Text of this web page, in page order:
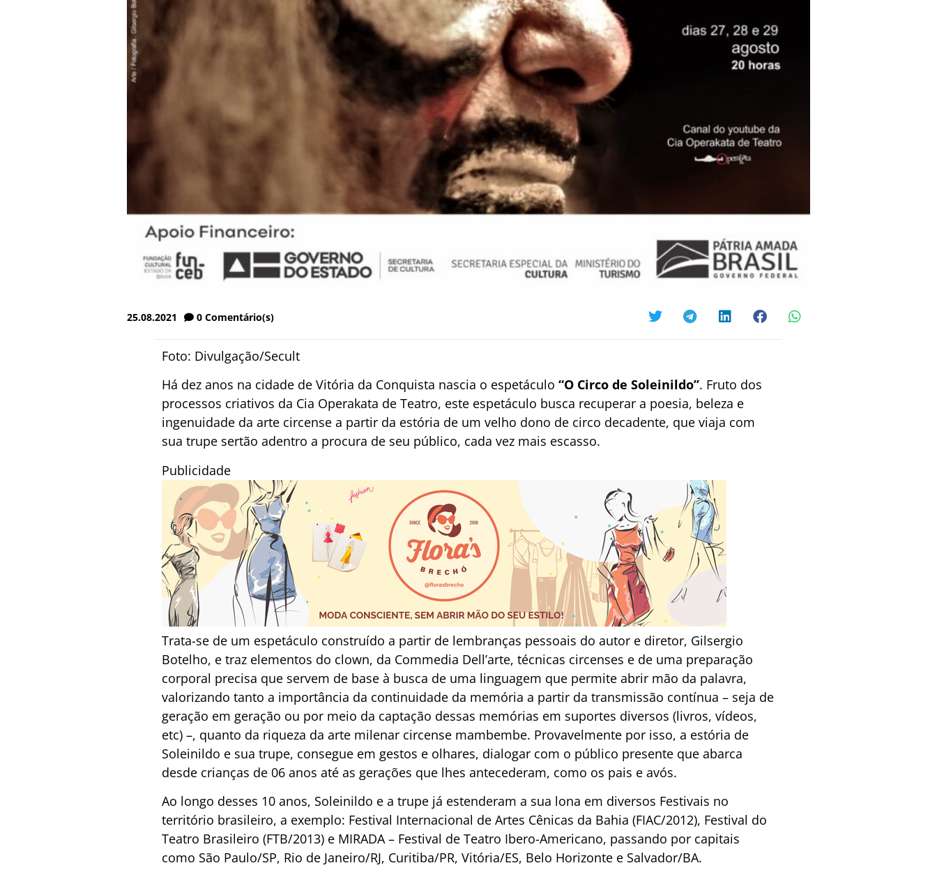
25.08.2021 0 Comentário(s)
Foto: Divulgação/Secult
Há dez anos na cidade de Vitória da Conquista nascia o espetáculo “O Circo de Soleinildo”. Fruto dos
processos criativos da Cia Operakata de Teatro, este espetáculo busca recuperar a poesia, beleza e
ingenuidade da arte circense a partir da estória de um velho dono de circo decadente, que viaja com
sua trupe sertão adentro a procura de seu público, cada vez mais escasso.
Publicidade
Trata-se de um espetáculo construído a partir de lembranças pessoais do autor e diretor, Gilsergio
Botelho, e traz elementos do clown, da Commedia Dell’arte, técnicas circenses e de uma preparação
corporal precisa que servem de base à busca de uma linguagem que permite abrir mão da palavra,
valorizando tanto a importância da continuidade da memória a partir da transmissão contínua – seja de
geração em geração ou por meio da captação dessas memórias em suportes diversos (livros, vídeos,
etc) –, quanto da riqueza da arte milenar circense mambembe. Provavelmente por isso, a estória de
Soleinildo e sua trupe, consegue em gestos e olhares, dialogar com o público presente que abarca
desde crianças de 06 anos até as gerações que lhes antecederam, como os pais e avós.
Ao longo desses 10 anos, Soleinildo e a trupe já estenderam a sua lona em diversos Festivais no
território brasileiro, a exemplo: Festival Internacional de Artes Cênicas da Bahia (FIAC/2012), Festival do
Teatro Brasileiro (FTB/2013) e MIRADA – Festival de Teatro Ibero-Americano, passando por capitais
como São Paulo/SP, Rio de Janeiro/RJ, Curitiba/PR, Vitória/ES, Belo Horizonte e Salvador/BA.